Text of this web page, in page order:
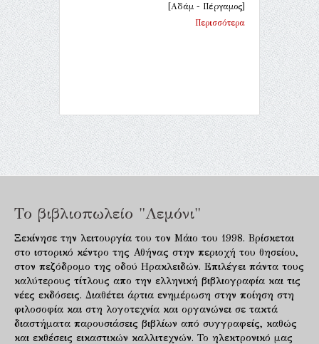
[Αδάμ - Πέργαμος]
Περισσότερα
Το βιβλιοπωλείο "Λεμόνι"
Ξεκίνησε την λειτουργία του τον Μάιο του 1998. Βρίσκεται
στο ιστορικό κέντρο της Αθήνας στην περιοχή του θησείου,
στον πεζόδρομο της οδού Ηρακλειδών. Επιλέγει πάντα τους
καλύτερους τίτλους απο την ελληνική βιβλιογραφία και τις
νέες εκδόσεις. Διαθέτει άρτια ενημέρωση στην ποίηση στη
φιλοσοφία και στη λογοτεχνία και οργανώνει σε τακτά
διαστήματα παρουσιάσεις βιβλίων από συγγραφείς, καθώς
και εκθέσεις εικαστικών καλλιτεχνών. Το ηλεκτρονικό μας